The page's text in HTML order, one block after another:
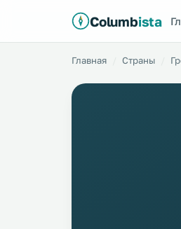
Columbista
Главная Страны